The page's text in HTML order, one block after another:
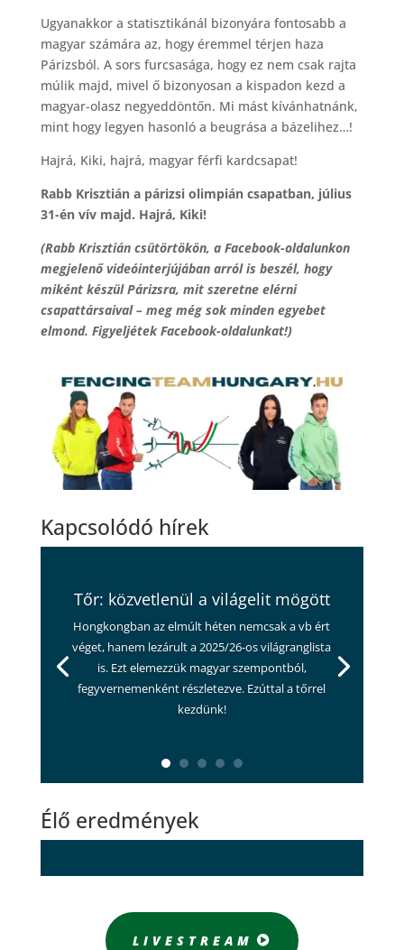
Ugyanakkor a statisztikánál bizonyára fontosabb a
magyar számára az, hogy éremmel térjen haza
Párizsból. A sors furcsasága, hogy ez nem csak rajta
múlik majd, mivel ő bizonyosan a kispadon kezd a
magyar-olasz negyeddöntőn. Mi mást kívánhatnánk,
mint hogy legyen hasonló a beugrása a bázelihez…!
Hajrá, Kiki, hajrá, magyar férfi kardcsapat!
Rabb Krisztián a párizsi olimpián csapatban, július
31-én vív majd. Hajrá, Kiki!
(Rabb Krisztián csütörtökön, a Facebook-oldalunkon
megjelenő videóinterjújában arról is beszél, hogy
miként készül Párizsra, mit szeretne elérni
csapattársaival – meg még sok minden egyebet
elmond. Figyeljétek Facebook-oldalunkat!)
Kapcsolódó hírek
Tőr: közvetlenül a világelit mögött
Hongkongban az elmúlt héten nemcsak a vb ért
véget, hanem lezárult a 2025/26-os világranglista
is. Ezt elemezzük magyar szempontból,
fegyvernemenként részletezve. Ezúttal a tőrrel
kezdünk!
Élő eredmények
LIVESTREAM